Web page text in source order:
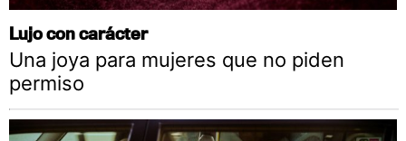
Lujo con carácter
Una joya para mujeres que no piden
permiso